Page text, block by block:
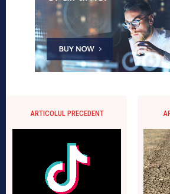
ARTICOLUL PRECEDENT